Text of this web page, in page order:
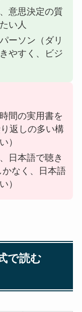
意思決定の質
い人
ーソン（ダリ
やすく、ビジ
間の実用書を
返しの多い構
）
日本語で聴き
なく、日本語
）
で読む